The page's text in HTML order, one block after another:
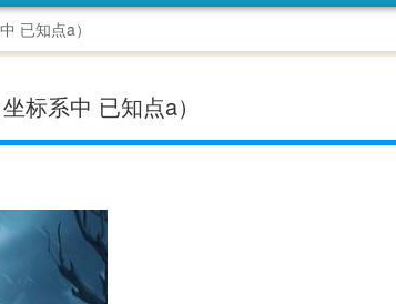
已知点a）
标系中 已知点a）